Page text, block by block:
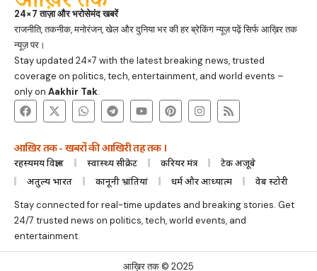
24×7 ताज़ा और भरोसेमंद खबरें
राजनीति, तकनीक, मनोरंजन, खेल और दुनिया भर की हर ब्रेकिंग न्यूज़ पढ़ें सिर्फ आख़िर तक
न्यूज़ पर।
Stay updated 24×7 with the latest breaking news, trusted
coverage on politics, tech, entertainment, and world events –
only on Aakhir Tak.
आख़िर तक - खबरों की आखिरी तह तक ।
रहस्यमय विज्ञान स्वास्थ्य सीक्रेट करियर मंत्र
टेक अजूबे
अतुल्य भारत
कानूनी भ्रांतियां धर्म और आध्यात्म वेब स्टोरी
Stay connected for real-time updates and breaking stories. Get
24/7 trusted news on politics, tech, world events, and
entertainment.
आख़िर तक © 2025